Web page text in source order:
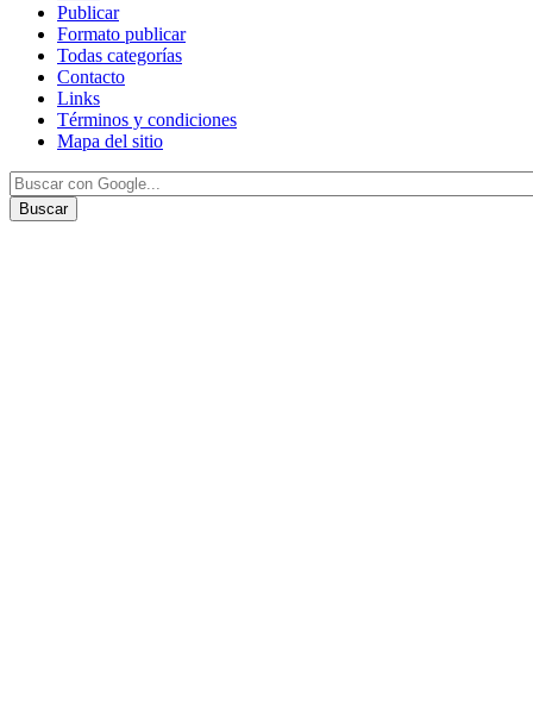
Publicar
Formato publicar
Todas categorías
Contacto
Links
Términos y condiciones
Mapa del sitio
Buscar